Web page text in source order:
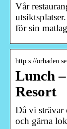
Vår
för sin
http s://
Lunch
Resort
Då vi strävar
och gärna